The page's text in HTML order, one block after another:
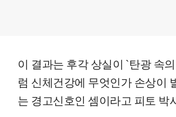
이 결과는 후각 상실이 `탄광 속
럼 신체건강에 무엇인가 손상이
는 경고신호인 셈이라고 피토 박